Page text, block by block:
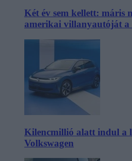
Két év sem kellett: máris
amerikai villanyautóját a
Kilencmillió alatt indul a
Volkswagen